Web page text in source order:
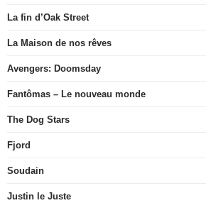
La fin d’Oak Street
La Maison de nos rêves
Avengers: Doomsday
Fantômas – Le nouveau monde
The Dog Stars
Fjord
Soudain
Justin le Juste